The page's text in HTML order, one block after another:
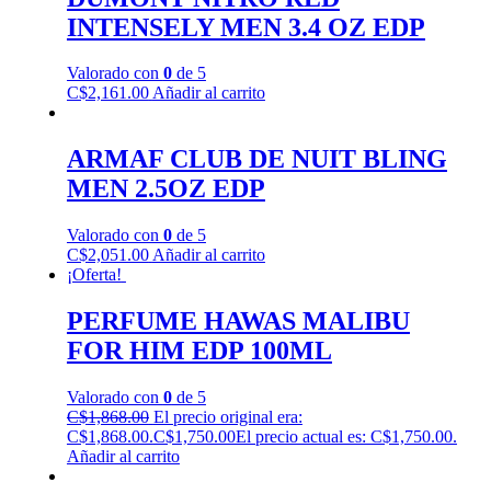
INTENSELY MEN 3.4 OZ EDP
Valorado con 0de 5
C$2,161.00Añadir al carrito
ARMAF CLUB DE NUIT BLING
MEN 2.5OZ EDP
Valorado con 0de 5
C$2,051.00 Añadir al carrito
¡Oferta!
PERFUME HAWAS MALIBU
FOR HIM EDP 100ML
Valorado con 0de 5
C$1,868.00 El precio original era:
C$1,868.00.C$1,750.00El precio actual es: C$1,750.00.
Añadir al carrito